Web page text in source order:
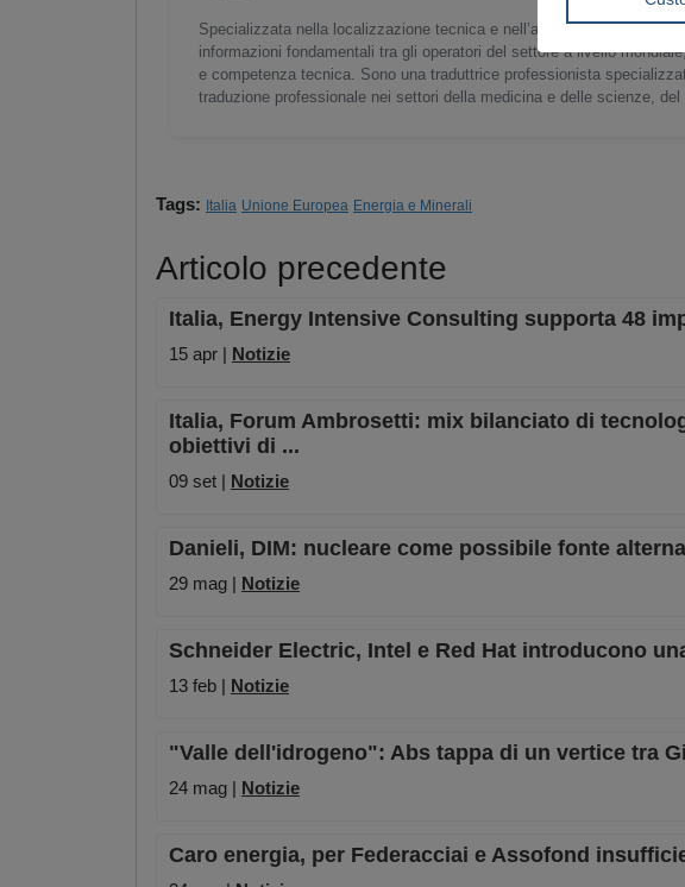
Specializzata nella localizzazione tecnica e nell’analisi di mercato
informazioni fondamentali tra gli operatori del settore a livello
e competenza tecnica. Sono una traduttrice professionista
traduzione professionale nei settori della medicina e delle scienze,
Tags: Italia Unione Europea Energia e Minerali
Articolo precedente
Italia, Energy Intensive Consulting supporta 48
15 apr | Notizie
Italia, Forum Ambrosetti: mix bilanciato di
obiettivi di ...
09 set | Notizie
Danieli, DIM: nucleare come possibile fonte
29 mag | Notizie
Schneider Electric, Intel e Red Hat introducono
13 feb | Notizie
"Valle dell'idrogeno": Abs tappa di un vertice tra
24 mag | Notizie
Caro energia, per Federacciai e Assofond